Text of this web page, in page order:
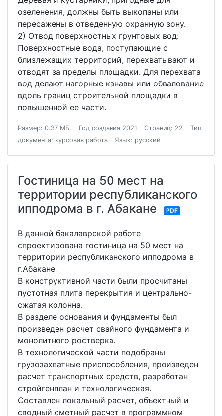
озеленения, должны быть выкопаны или
пересажены в отведенную охранную зону.
2) Отвод поверхностных грунтовых вод:
Поверхностные вода, поступающие с
близлежащих территорий, перехватывают и
отводят за пределы площадки. Для перехвата
вод делают нагорные канавы или обвалование
вдоль границ строительной площадки в
повышенной ее части.
Размер: 0.37 МБ. Год создания 2021 Страниц: 22
Тип
документа: курсовая работа
Язык: русский
Гостиница на 50 мест на
территории республиканского
ипподрома в г. Абакане
PDF
В данной бакалаврской работе
спроектирована гостиница на 50 мест на
территории республиканского ипподрома в
г.Абакане.
В конструктивной части были просчитаны
пустотная плита перекрытия и центрально-
сжатая колонна.
В разделе основания и фундаменты был
произведен расчет свайного фундамента и
монолитного ростверка.
В технологической части подобраны
грузозахватные приспособления, произведен
расчет транспортных средств, разработан
стройгенплан и технологическая.
Составлен локальный расчет, объектный и
сводный сметный расчет в программном